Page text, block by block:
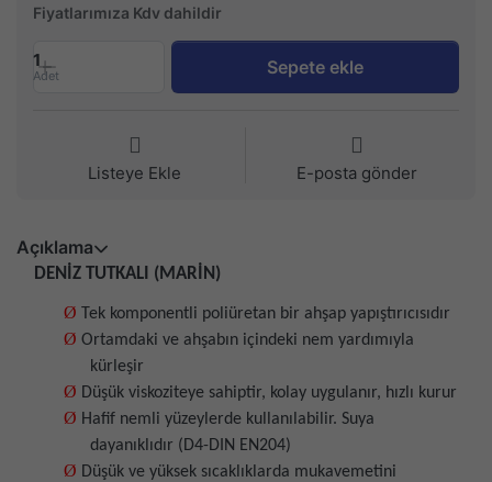
Fiyatlarımıza Kdv dahildir
1
Adet Sepete ekle
Listeye Ekle E-posta gönder
Açıklama
DENİZ TUTKALI (MARİN)
Ø Tek komponentli poliüretan bir ahşap yapıştırıcısıdır
Ø Ortamdaki ve ahşabın içindeki nem yardımıyla
kürleşir
Ø Düşük viskoziteye sahiptir, kolay uygulanır, hızlı kurur
Ø Hafif nemli yüzeylerde kullanılabilir. Suya
dayanıklıdır (D4-DIN EN204)
Ø Düşük ve yüksek sıcaklıklarda mukavemetini